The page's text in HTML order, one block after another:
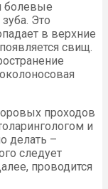
болевые
Это
в верхние
свищ.
проходов
и
делать –
следует
проводится